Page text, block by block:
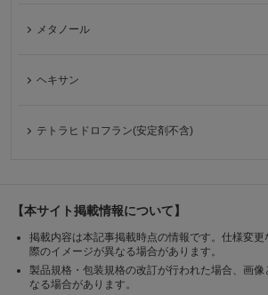
メタノール
ヘキサン
テトラヒドロフラン(安定剤不含)
【本サイト掲載情報について】
掲載内容は本記事掲載時点の情報です。仕様変
際のイメージが異なる場合があります。
製品規格・包装規格の改訂が行われた場合、画
なる場合があります。